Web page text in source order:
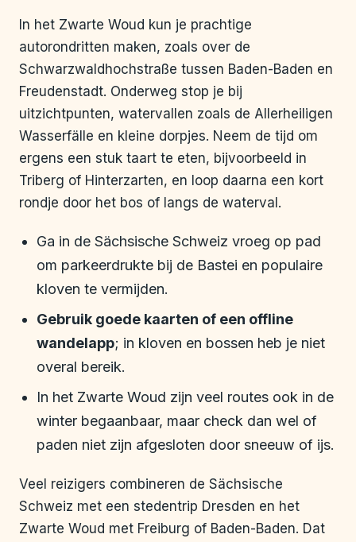
In het Zwarte Woud kun je prachtige
autorondritten maken, zoals over de
Schwarzwaldhochstraße tussen Baden-Baden en
Freudenstadt. Onderweg stop je bij
uitzichtpunten, watervallen zoals de Allerheiligen
Wasserfälle en kleine dorpjes. Neem de tijd om
ergens een stuk taart te eten, bijvoorbeeld in
Triberg of Hinterzarten, en loop daarna een kort
rondje door het bos of langs de waterval.
Ga in de Sächsische Schweiz vroeg op pad
om parkeerdrukte bij de Bastei en populaire
kloven te vermijden.
Gebruik goede kaarten of een offline
wandelapp; in kloven en bossen heb je niet
overal bereik.
In het Zwarte Woud zijn veel routes ook in de
winter begaanbaar, maar check dan wel of
paden niet zijn afgesloten door sneeuw of ijs.
Veel reizigers combineren de Sächsische
Schweiz met een stedentrip Dresden en het
Zwarte Woud met Freiburg of Baden-Baden. Dat